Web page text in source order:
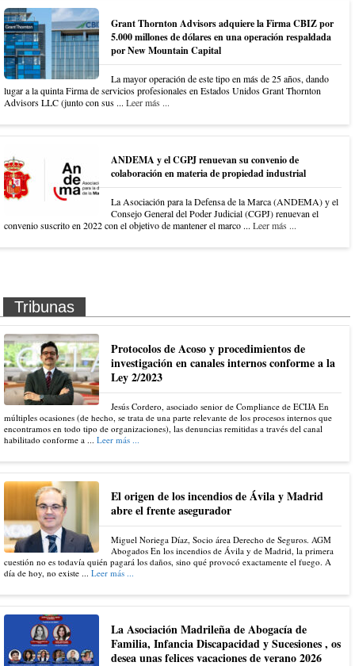
Grant Thornton Advisors adquiere la Firma CBIZ por
5.000 millones de dólares en una operación respaldada
por New Mountain Capital
La mayor operación de este tipo en más de 25 años, dando
lugar a la quinta Firma de servicios profesionales en Estados Unidos Grant Thornton
Advisors LLC (junto con sus ... Leer más ...
ANDEMA y el CGPJ renuevan su convenio de
colaboración en materia de propiedad industrial
La Asociación para la Defensa de la Marca (ANDEMA) y el
Consejo General del Poder Judicial (CGPJ) renuevan el
convenio suscrito en 2022 con el objetivo de mantener el marco ... Leer más ...
Tribunas
Protocolos de Acoso y procedimientos de
investigación en canales internos conforme a la
Ley 2/2023
Jesús Cordero, asociado senior de Compliance de ECIJA En
múltiples ocasiones (de hecho, se trata de una parte relevante de los procesos internos que
encontramos en todo tipo de organizaciones), las denuncias remitidas a través del canal
habilitado conforme a ... Leer más ...
El origen de los incendios de Ávila y Madrid
abre el frente asegurador
Miguel Noriega Díaz, Socio área Derecho de Seguros. AGM
Abogados En los incendios de Ávila y de Madrid, la primera
cuestión no es todavía quién pagará los daños, sino qué provocó exactamente el fuego. A
día de hoy, no existe ... Leer más ...
La Asociación Madrileña de Abogacía de
Familia, Infancia Discapacidad y Sucesiones , os
desea unas felices vacaciones de verano 2026